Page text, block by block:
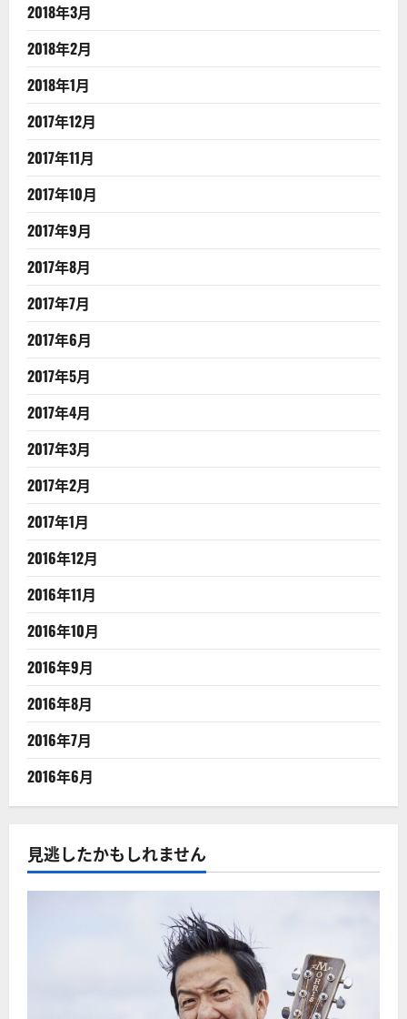
2018年3月
2018年2月
2018年1月
2017年12月
2017年11月
2017年10月
2017年9月
2017年8月
2017年7月
2017年6月
2017年5月
2017年4月
2017年3月
2017年2月
2017年1月
2016年12月
2016年11月
2016年10月
2016年9月
2016年8月
2016年7月
2016年6月
見逃したかもしれません